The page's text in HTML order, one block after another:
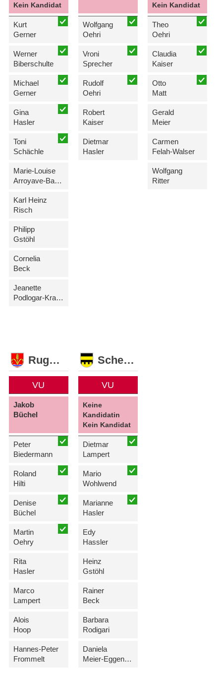
Kein Kandidat
Kurt
Gerner
Werner
Biberschulte
Michael
Gerner
Gina
Hasler
Toni
Schächle
Marie-Louise
Arroyave-Batliner
Karl Heinz
Risch
Philipp
Gstöhl
Cornelia
Beck
Jeanette
Podlogar-Kranz
Wolfgang
Oehri
Vroni
Sprecher
Rudolf
Oehri
Robert
Kaiser
Dietmar
Hasler
Kein Kandidat
Theo
Oehri
Claudia
Kaiser
Otto
Matt
Gerald
Meier
Carmen
Felah-Walser
Wolfgang
Ritter
Ruggell
VU
Jakob
Büchel
Peter
Biedermann
Roland
Hilti
Denise
Büchel
Martin
Oehry
Rita
Hasler
Marco
Lampert
Alois
Hoop
Hannes-Peter
Frommelt
Schellenberg
VU
Keine
Kandidatin
Kein Kandidat
Dietmar
Lampert
Mario
Wohlwend
Marianne
Hasler
Edy
Hassler
Heinz
Gstöhl
Rainer
Beck
Barbara
Rodigari
Daniela
Meier-Eggenberger